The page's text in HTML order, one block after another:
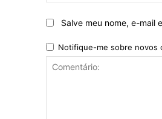
Salve meu nome, e-mail
Notifique-me sobre novos